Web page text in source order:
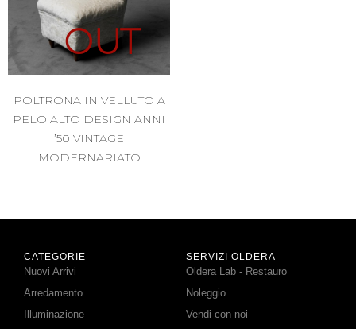
OUT
POLTRONA IN VELLUTO A
PELO ALTO DESIGN ANNI
’50 VINTAGE
MODERNARIATO
CATEGORIE
Nuovi Arrivi
Arredamento
Illuminazione
SERVIZI OLDERA
Oldera Lab - Restauro
Noleggio
Vendi con noi